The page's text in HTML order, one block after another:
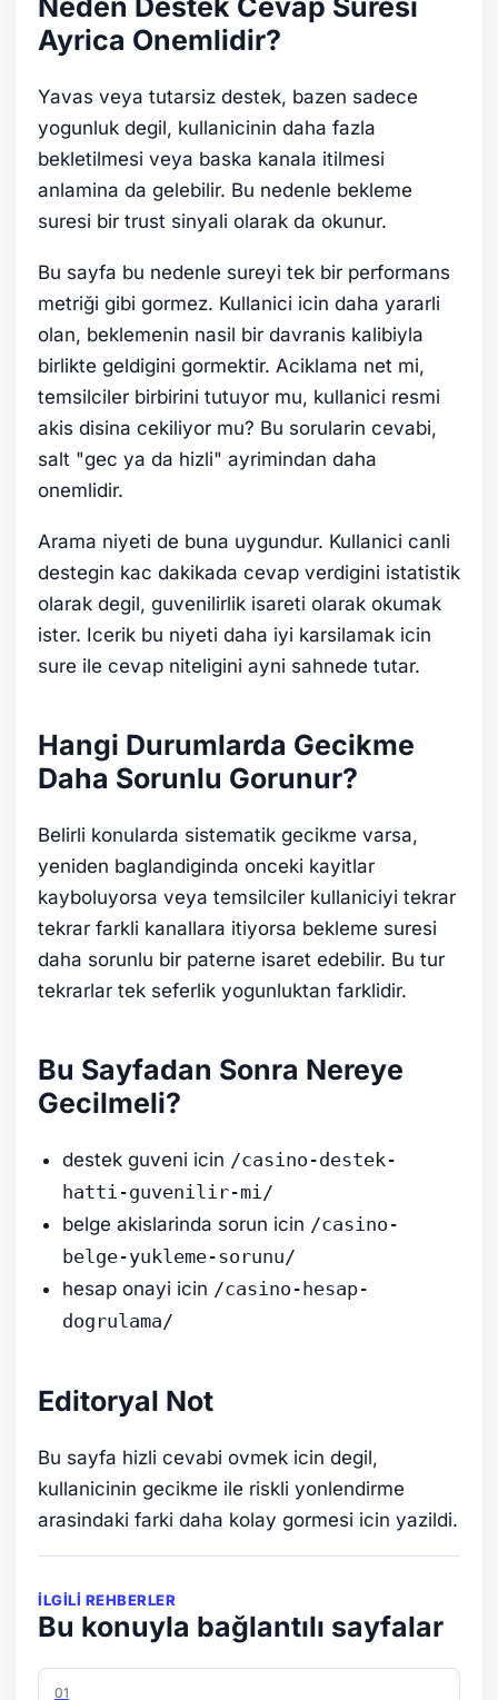
Neden Destek Cevap Suresi
Ayrica Onemlidir?
Yavas veya tutarsiz destek, bazen sadece
yogunluk degil, kullanicinin daha fazla
bekletilmesi veya baska kanala itilmesi
anlamina da gelebilir. Bu nedenle bekleme
suresi bir trust sinyali olarak da okunur.
Bu sayfa bu nedenle sureyi tek bir performans
metriği gibi gormez. Kullanici icin daha yararli
olan, beklemenin nasil bir davranis kalibiyla
birlikte geldigini gormektir. Aciklama net mi,
temsilciler birbirini tutuyor mu, kullanici resmi
akis disina cekiliyor mu? Bu sorularin cevabi,
salt "gec ya da hizli" ayrimindan daha
onemlidir.
Arama niyeti de buna uygundur. Kullanici canli
destegin kac dakikada cevap verdigini istatistik
olarak degil, guvenilirlik isareti olarak okumak
ister. Icerik bu niyeti daha iyi karsilamak icin
sure ile cevap niteligini ayni sahnede tutar.
Hangi Durumlarda Gecikme
Daha Sorunlu Gorunur?
Belirli konularda sistematik gecikme varsa,
yeniden baglandiginda onceki kayitlar
kayboluyorsa veya temsilciler kullaniciyi tekrar
tekrar farkli kanallara itiyorsa bekleme suresi
daha sorunlu bir paterne isaret edebilir. Bu tur
tekrarlar tek seferlik yogunluktan farklidir.
Bu Sayfadan Sonra Nereye
Gecilmeli?
destek guveni icin /casino-destek-
hatti-guvenilir-mi/
belge akislarinda sorun icin /casino-
belge-yukleme-sorunu/
hesap onayi icin /casino-hesap-
dogrulama/
Editoryal Not
Bu sayfa hizli cevabi ovmek icin degil,
kullanicinin gecikme ile riskli yonlendirme
arasindaki farki daha kolay gormesi icin yazildi.
İLGILI REHBERLER
Bu konuyla bağlantılı sayfalar
01